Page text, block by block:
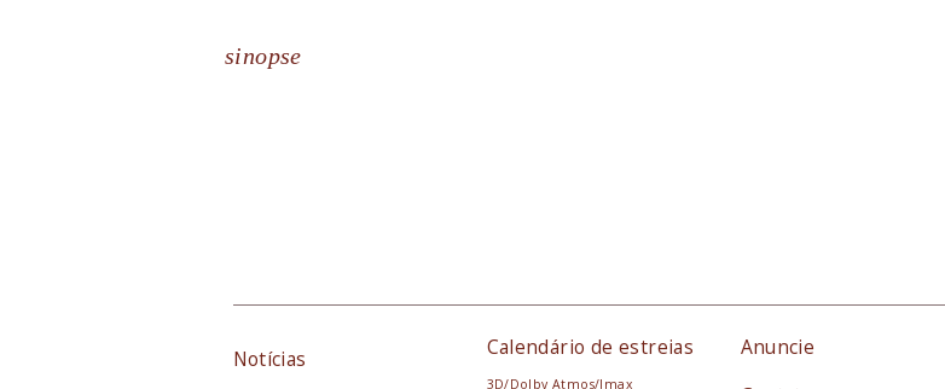
sinopse
Notícias
Calendário de estreias
3D/Dolby Atmos/Imax
Anuncie